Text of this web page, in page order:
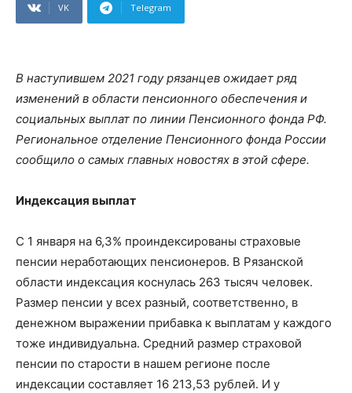
VK Telegram
В наступившем 2021 году рязанцев ожидает ряд
изменений в области пенсионного обеспечения и
социальных выплат по линии Пенсионного фонда РФ.
Региональное отделение Пенсионного фонда России
сообщило о самых главных новостях в этой сфере.
Индексация выплат
С 1 января на 6,3% проиндексированы страховые
пенсии неработающих пенсионеров. В Рязанской
области индексация коснулась 263 тысяч человек.
Размер пенсии у всех разный, соответственно, в
денежном выражении прибавка к выплатам у каждого
тоже индивидуальна. Средний размер страховой
пенсии по старости в нашем регионе после
индексации составляет 16 213,53 рублей. И у